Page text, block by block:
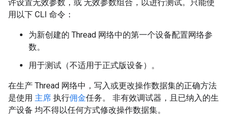
许设置无效参数，或 无效参数组合，以进行测试。只能使
用以下 CLI 命令：
为新创建的 Thread 网络中的第一个设备配置网络参
数。
用于测试（不适用于正式版设备）。
在生产 Thread 网络中，写入或更改操作数据集的正确方法
是使用 主席 执行佣金任务。 非有效调试器，且已纳入的生
产设备 均不得以任何方式修改操作数据集。